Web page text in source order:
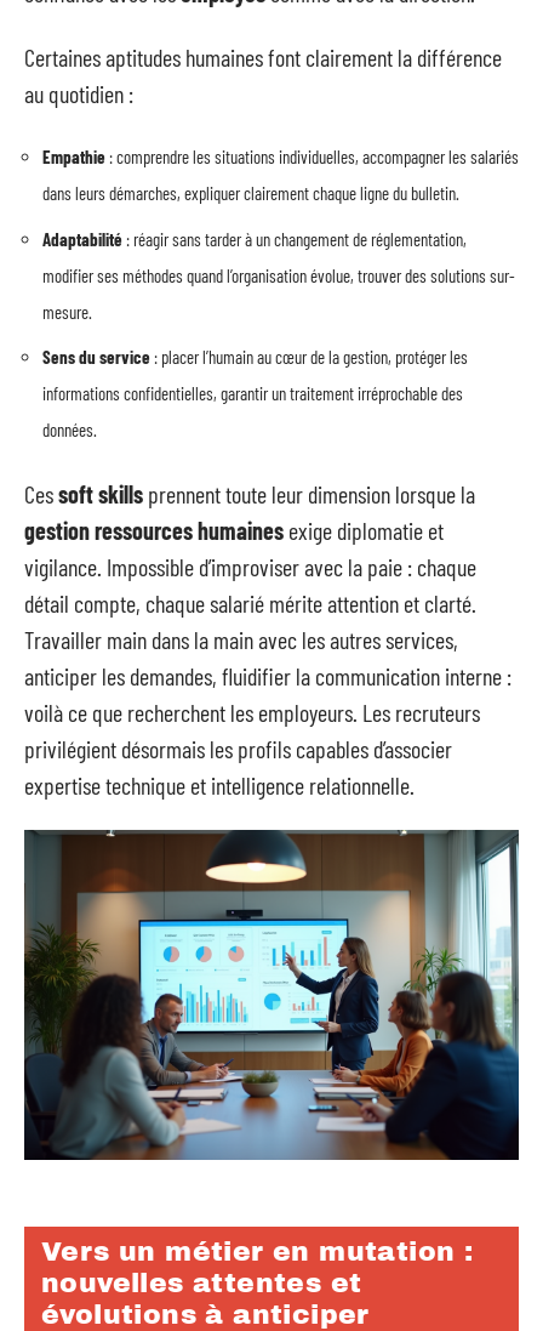
Certaines aptitudes humaines font clairement la différence
au quotidien :
Empathie : comprendre les situations individuelles, accompagner les salariés
dans leurs démarches, expliquer clairement chaque ligne du bulletin.
Adaptabilité : réagir sans tarder à un changement de réglementation,
modifier ses méthodes quand l’organisation évolue, trouver des solutions sur-
mesure.
Sens du service : placer l’humain au cœur de la gestion, protéger les
informations confidentielles, garantir un traitement irréprochable des
données.
Cessoft skills prennent toute leur dimension lorsque la
gestion ressources humaines exige diplomatie et
vigilance. Impossible d’improviser avec la paie : chaque
détail compte, chaque salarié mérite attention et clarté.
Travailler main dans la main avec les autres services,
anticiper les demandes, fluidifier la communication interne :
voilà ce que recherchent les employeurs. Les recruteurs
privilégient désormais les profils capables d’associer
expertise technique et intelligence relationnelle.
Vers un métier en mutation :
nouvelles attentes et
évolutions à anticiper